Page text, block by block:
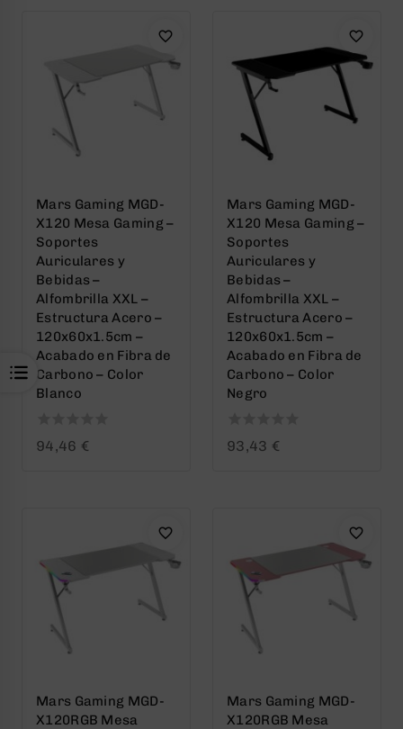
Mars Gaming MGD-
X120 Mesa Gaming –
Soportes
Auriculares y
Bebidas –
Alfombrilla XXL –
Estructura Acero –
120x60x1.5cm –
Acabado en Fibra de
Carbono – Color
Blanco
0
94,46 €
Mars Gaming MGD-
X120 Mesa Gaming –
Soportes
Auriculares y
Bebidas –
Alfombrilla XXL –
Estructura Acero –
120x60x1.5cm –
Acabado en Fibra de
Carbono – Color
Negro
0
93,43 €
Mars Gaming MGD-
X120RGB Mesa
Mars Gaming MGD-
X120RGB Mesa